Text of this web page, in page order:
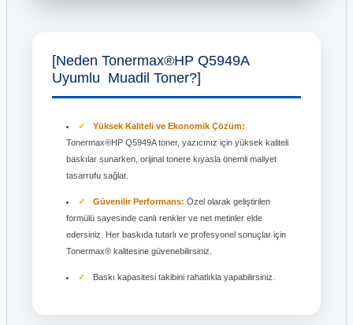
[Neden Tonermax®HP Q5949A
Uyumlu Muadil Toner?]
Yüksek Kaliteli ve Ekonomik Çözüm:
Tonermax®HP Q5949A toner, yazıcınız için yüksek kaliteli
baskılar sunarken, orijinal tonere kıyasla önemli maliyet
tasarrufu sağlar.
Güvenilir Performans: Özel olarak geliştirilen
formülü sayesinde canlı renkler ve net metinler elde
edersiniz. Her baskıda tutarlı ve profesyonel sonuçlar için
Tonermax® kalitesine güvenebilirsiniz.
Baskı kapasitesi takibini rahatlıkla yapabilirsiniz.